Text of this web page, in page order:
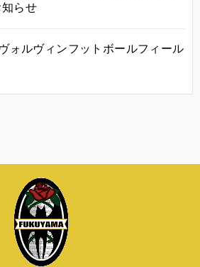
らせ
ォルヴィンフットボールフィール